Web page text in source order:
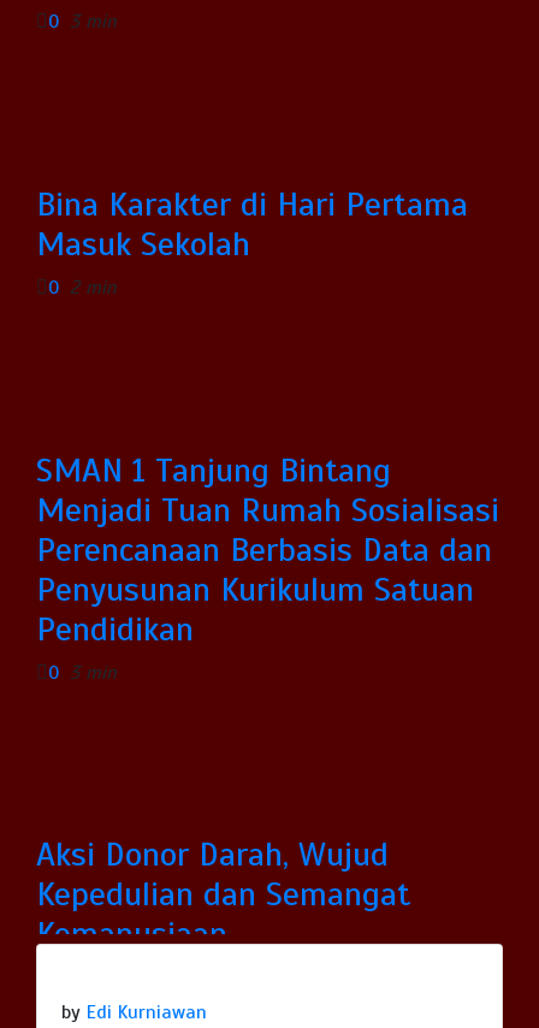
0 3 min
Bina Karakter di Hari Pertama
Masuk Sekolah
0 2 min
SMAN 1 Tanjung Bintang
Menjadi Tuan Rumah Sosialisasi
Perencanaan Berbasis Data dan
Penyusunan Kurikulum Satuan
Pendidikan
0 3 min
Aksi Donor Darah, Wujud
Kepedulian dan Semangat
Kemanusiaan
by Edi Kurniawan